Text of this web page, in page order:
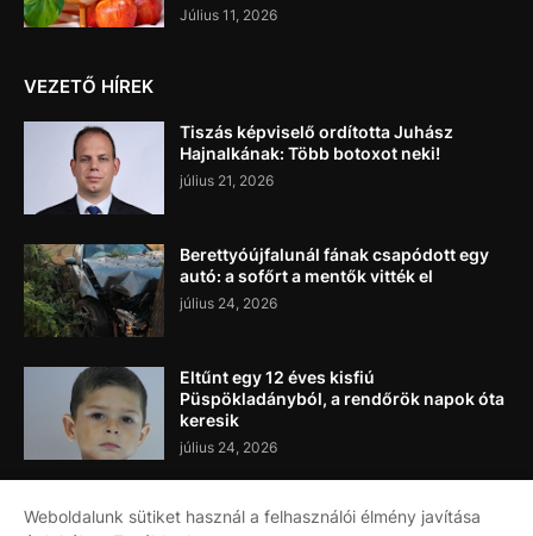
Július 11, 2026
VEZETŐ HÍREK
Tiszás képviselő ordította Juhász
Hajnalkának: Több botoxot neki!
július 21, 2026
Berettyóújfalunál fának csapódott egy
autó: a sofőrt a mentők vitték el
július 24, 2026
Eltűnt egy 12 éves kisfiú
Püspökladányból, a rendőrök napok óta
keresik
július 24, 2026
Weboldalunk sütiket használ a felhasználói élmény javítása